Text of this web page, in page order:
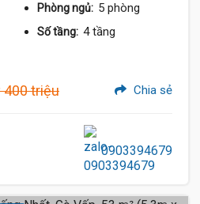
Phòng ngủ: 5 phòng
Số tầng: 4 tầng
400 triệu Chia sẻ
0903394679